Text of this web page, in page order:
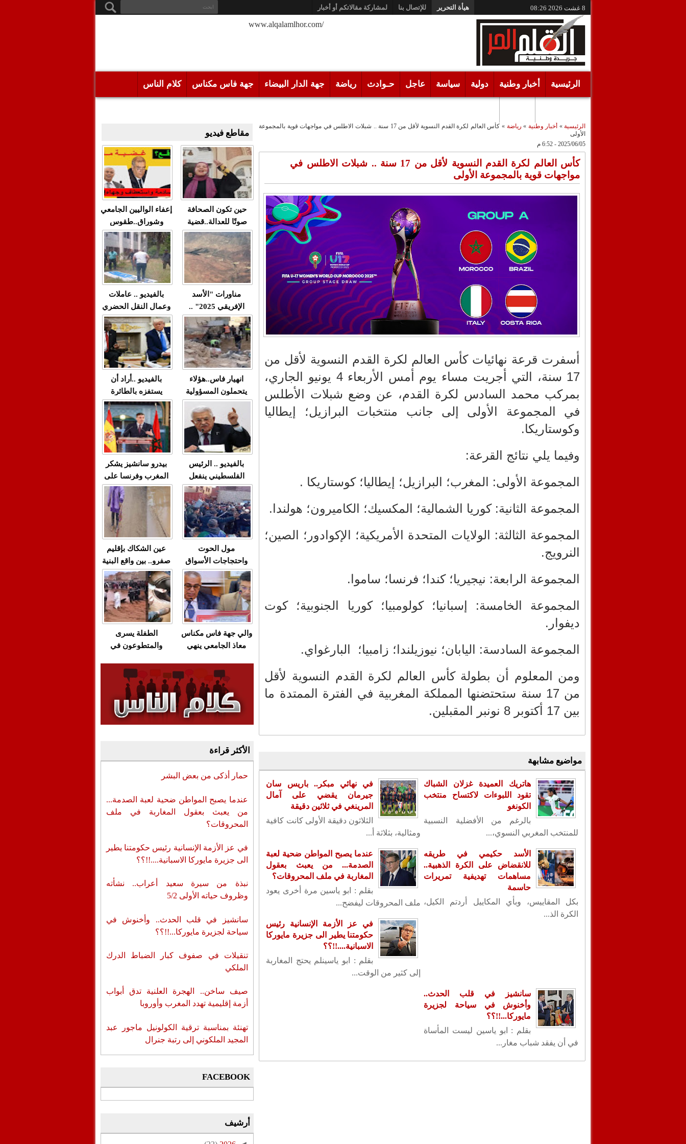
8 غشت 2026 08:26 هيأة التحرير للإتصال بنا لمشاركة مقالاتكم أو أخبار
/www.alqalamlhor.com
الرئيسية أخبار وطنية دولية سياسة عاجل حـوادث رياضة جهة الدار البيضاء جهة فاس مكناس كلام الناس
الرئيسية» أخبار وطنية » رياضة »
كأس العالم لكرة القدم النسوية لأقل من 17 سنة .. شبلات الاطلس في مواجهات قوية بالمجموعة
الأولى
2025/06/05 - 6:52 م
كأس العالم لكرة القدم النسوية لأقل من 17 سنة .. شبلات الاطلس في
مواجهات قوية بالمجموعة الأولى
أسفرت قرعة نهائيات كأس العالم لكرة القدم النسوية لأقل من
17 سنة، التي أجريت مساء يوم أمس الأربعاء 4 يونيو الجاري،
بمركب محمد السادس لكرة القدم، عن وضع شبلات الأطلس
في المجموعة الأولى إلى جانب منتخبات البرازيل؛ إيطاليا
وكوستاريكا.
وفيما يلي نتائج القرعة:
المجموعة الأولى: المغرب؛ البرازيل؛ إيطاليا؛ كوستاريكا .
المجموعة الثانية: كوريا الشمالية؛ المكسيك؛ الكاميرون؛ هولندا.
المجموعة الثالثة: الولايات المتحدة الأمريكية؛ الإكوادور؛ الصين؛
النرويج.
المجموعة الرابعة: نيجيريا؛ كندا؛ فرنسا؛ ساموا.
المجموعة الخامسة: إسبانيا؛ كولومبيا؛ كوريا الجنوبية؛ كوت
ديفوار.
المجموعة السادسة: اليابان؛ نيوزيلندا؛ زامبيا؛
البارغواي.
ومن المعلوم أن بطولة كأس العالم لكرة القدم النسوية لأقل
من 17 سنة ستحتضنها المملكة المغربية في الفترة الممتدة ما
بين 17 أكتوبر 8 نونبر المقبلين.
مواضيع مشابهة
هاتريك العميدة غزلان الشباك
تقود اللبوءات لاكتساح منتخب
الكونغو
بالرغم من الأفضلية النسبية
للمنتخب المغربي النسوي،...
في نهائي مبكر.. باريس سان
جيرمان يقضي على آمال
المرينغي في ثلاثين دقيقة
الثلاثون دقيقة الأولى كانت كافية
ومثالية، بثلاثة أ...
الأسد حكيمي في طريقه
للانقضاض على الكرة الذهبية..
مساهمات تهديفية تمريرات
حاسمة
بكل المقاييس، وبأي المكاييل أردتم الكيل،
الكرة الذ...
عندما يصبح المواطن ضحية لعبة
الصدمة... من يعبث بعقول
المغاربة في ملف المحروقات؟
بقلم : ابو ياسين مرة أخرى يعود
ملف المحروقات ليفضح...
في عز الأزمة الإنسانية رئيس
حكومتنا يطير الى جزيرة مايوركا
الاسبانية....!!؟؟
بقلم : ابو ياسينلم يحتج المغاربة
إلى كثير من الوقت...
سانشيز في قلب الحدث..
وأخنوش في سياحة لجزيرة
مايوركا...!!؟؟
بقلم : ابو ياسين ليست المأساة
في أن يفقد شباب مغار...
مقاطع فيديو
حين تكون الصحافة
صوتًا للعدالة..قضية
"مولات 88 غرزة"
مثالا(فيديو)
متابعة حميد طولست
في زمن تزداد فيه
حالات العنف ضد
النساء ويغيب فيه أحيانًا
صدى العدالة في
ردهات الم...
إعفاء الواليين الجامعي
وشوراق..طقوس
صادمة وملتمس
"الوجهاء"؟/ صمت
وزارة الداخلية؟/أين
الوزير التوفيق؟(فيديو)
بالفيديو .. عاملات
وعمال النقل الحضري
بفاس يعبرون عن
ارتياحهم بعد إنهاء عقد
شركة "سيتي باص"
مناورات "الأسد
الإفريقي 2025" ..
شاهد القاذفة النووية
في تدريب مع ثماني
مقاتلات من نوع F-16
تابعة للقوات الجوية
الملكية المغربية
بالفيديو ..أراد أن
يستفزه بالطائرة
القطرية لكن ترامب
فضحه أمام العالم
بالحجة والدليل
انهيار فاس..هؤلاء
يتحملون المسؤولية
ومآسي العمارات
العشوائية مفتوحة
بيدرو سانشيز يشكر
المغرب وفرنسا على
استعادة الكهرباء عقب
انقطاعه في شبه
الجزيرة الإيبيرية
بالفيديو .. الرئيس
الفلسطيني ينفعل
ويهاجم حماس بألفاظ
قاسية على الهواء
عين الشكاك بإقليم
صفرو.. بين واقع البنية
التحتية المهترئة
والحملات الانتخابية
المبكرة(فيديو)
مول الحوت
واحتجاجات الأسواق
الأسبوعية/الاحتقان
الصامت والتراشق
بـ"الصناديق"/أخنوش
يرد بالصمت المريب
الطفلة يسرى
والمتطوعون في
وقنوات صرف صحي
تقتل والمحاسبة يجب
أن تطال المسؤولين
والي جهة فاس مكناس
معاذ الجامعي ينهي
والعمال مع شركة
سيتي باص + وثيقة
وفيديو
الأكثر قراءة
حمار أذكى من بعض البشر
عندما يصبح المواطن ضحية لعبة الصدمة...
من يعبث بعقول المغاربة في ملف
المحروقات؟
في عز الأزمة الإنسانية رئيس حكومتنا يطير
الى جزيرة مايوركا الاسبانية....!!؟؟
نبذة من سيرة سعيد أعراب.. نشأته
وظروف حياته الأولى 5/2
سانشيز في قلب الحدث.. وأخنوش في
سياحة لجزيرة مايوركا...!!؟؟
تنقيلات في صفوف كبار الضباط الدرك
الملكي
صيف ساخن.. الهجرة العلنية تدق أبواب
أزمة إقليمية تهدد المغرب وأوروبا
تهنئة بمناسبة ترقية الكولونيل ماجور عبد
المجيد الملكوني إلى رتبة جنرال
FACEBOOK
أرشيف